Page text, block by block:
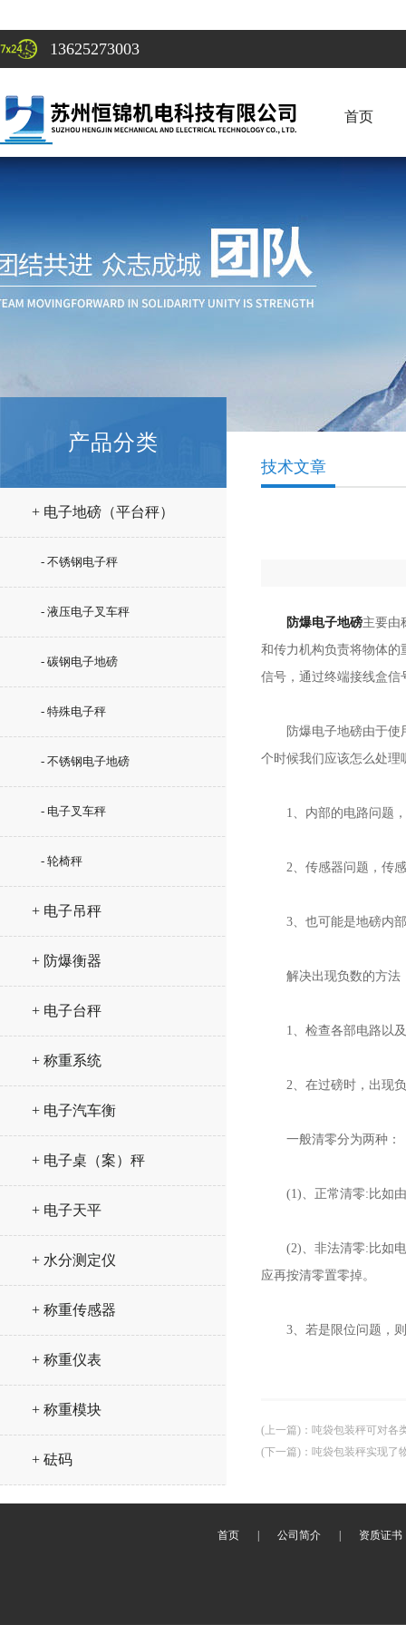
13625273003
首页
产品分类
+ 电子地磅（平台秤）
- 不锈钢电子秤
- 液压电子叉车秤
- 碳钢电子地磅
- 特殊电子秤
- 不锈钢电子地磅
- 电子叉车秤
- 轮椅秤
+ 电子吊秤
+ 防爆衡器
+ 电子台秤
+ 称重系统
+ 电子汽车衡
+ 电子桌（案）秤
+ 电子天平
+ 水分测定仪
+ 称重传感器
+ 称重仪表
+ 称重模块
+ 砝码
技术文章
防爆电子地磅主要由
和传力机构负责将物体的
信号，通过终端接线盒信
防爆电子地磅由于使用
个时候我们应该怎么处理
1、内部的电路问题，
2、传感器问题，传感
3、也可能是地磅内部
解决出现负数的方法
1、检查各部电路以及
2、在过磅时，出现负
一般清零分为两种：
(1)、正常清零:比如由
(2)、非法清零:比如电
应再按清零置零掉。
3、若是限位问题，则
(上一篇) ： 吨袋包装秤可对各
(下一篇) ： 吨袋包装秤实现了
首页 公司简介 资质证书